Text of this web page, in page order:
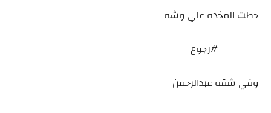
حطت المخده علي وشه
#رجوع
وفي شقه عبدالرحمن